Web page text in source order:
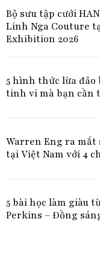
Bộ sưu tập cưới
Linh Nga Couture
Exhibition 2026
5 hình thức lừa đảo
tinh vi mà bạn cần
Warren Eng ra mắt
tại Việt Nam với 4
5 bài học làm giàu
Perkins – Đồng